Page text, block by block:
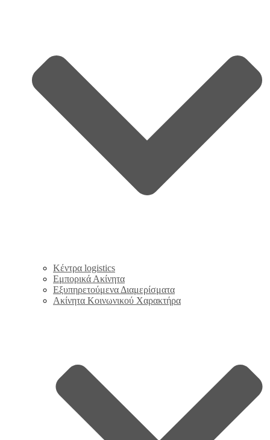
Κέντρα logistics
Εμπορικά Ακίνητα
Εξυπηρετούμενα Διαμερίσματα
Ακίνητα Κοινωνικού Χαρακτήρα